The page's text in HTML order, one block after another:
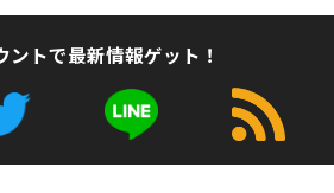
ントで最新情報ゲット！